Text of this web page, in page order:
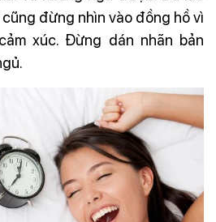
đừng nhìn vào đồng hồ vì
xúc. Đừng dán nhãn bản